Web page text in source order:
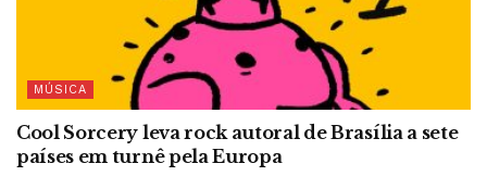
MÚSICA
Cool Sorcery leva rock autoral de Brasília a sete
países em turnê pela Europa